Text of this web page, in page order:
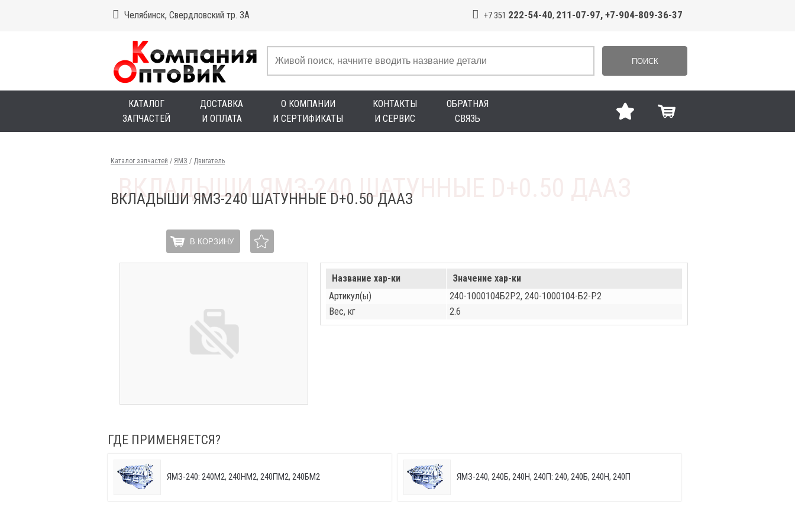
Челябинск, Свердловский тр. 3А +7 351 222-54-40, 211-07-97, +7-904-809-36-37
ПОИСК
КАТАЛОГ
ЗАПЧАСТЕЙ
ДОСТАВКА
И ОПЛАТА
О КОМПАНИИ
И СЕРТИФИКАТЫ
КОНТАКТЫ
И СЕРВИС
ОБРАТНАЯ
СВЯЗЬ
Каталог запчастей / ЯМЗ / Двигатель
ВКЛАДЫШИ ЯМЗ-240 ШАТУННЫЕ D+0.50 ДААЗ
В КОРЗИНУ
Название хар-ки
Значение хар-ки
Артикул(ы)
240-1000104Б2Р2, 240-1000104-Б2-Р2
Вес, кг
2.6
ГДЕ ПРИМЕНЯЕТСЯ?
ЯМЗ-240: 240М2, 240НМ2, 240ПМ2, 240БМ2 ЯМЗ-240, 240Б, 240Н, 240П: 240, 240Б, 240Н, 240П